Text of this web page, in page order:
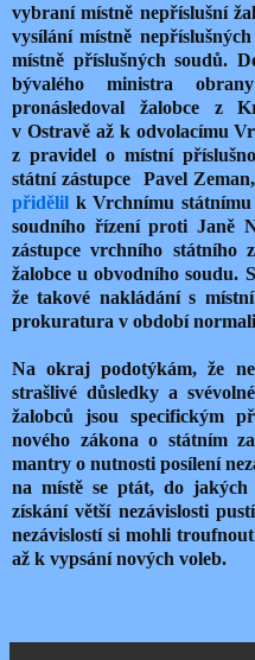
vybraní místně nepříslušní
vysílání místně
místně příslušných soudů.
bývalého ministra
pronásledoval žalobce z
v Ostravě až k odvolacímu
z pravidel o místní
státní zástupce Pavel
přidělil k Vrchnímu
soudního řízení proti Janě
zástupce vrchního státního
žalobce u obvodního soudu.
že takové nakládání s
prokuratura v období
Na okraj podotýkám, že
strašlivé důsledky a
žalobců jsou specifickým
nového zákona o státním
mantry o nutnosti posílení
na místě se ptát, do
získání větší nezávislosti
nezávislostí si mohli
až k vypsání nových voleb.